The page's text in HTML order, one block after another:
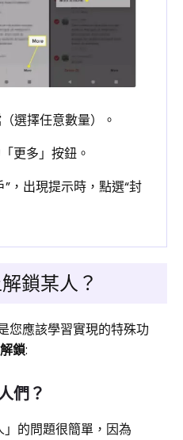
選擇任意數量）。
更多」按鈕。
，出現提示時，點選“封
鎖某人？
您應該學習實現的特殊功
鎖:
們？
」的問題很簡單，因為